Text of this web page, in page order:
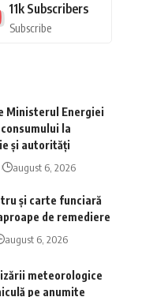
11k Subscribers
Subscribe
Ministerul Energiei
la
și autorități
august 6, 2026
şi carte funciară
de remediere
august 6, 2026
meteorologice
pe anumite